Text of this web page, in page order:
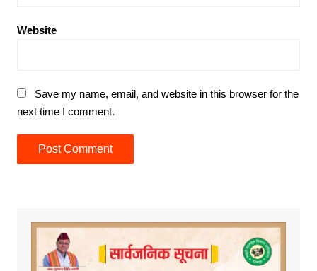
Website
Save my name, email, and website in this browser for the
next time I comment.